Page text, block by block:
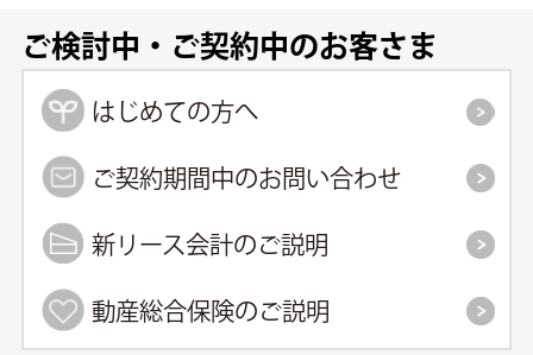
ご検討中・ご契約中のお客さま
はじめての方へ
ご契約期間中のお問い合わせ
新リース会計のご説明
動産総合保険のご説明